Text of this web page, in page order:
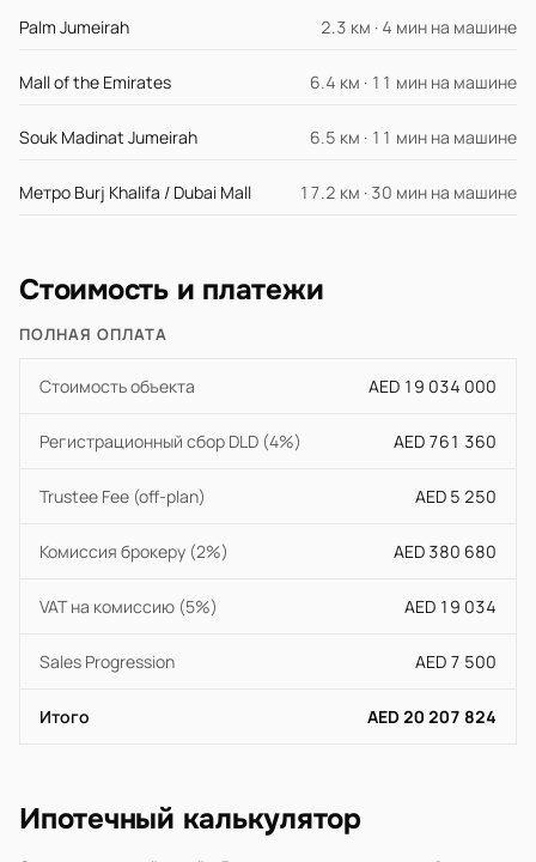
Palm Jumeirah 2.3 км · 4 мин на машине
Mall of the Emirates 6.4 км · 11 мин на машине
Souk Madinat Jumeirah 6.5 км · 11 мин на машине
Метро Burj Khalifa / Dubai Mall 17.2 км · 30 мин на машине
Стоимость и платежи
ПОЛНАЯ ОПЛАТА
Стоимость объекта AED 19 034 000
Регистрационный сбор DLD (4%) AED 761 360
Trustee Fee (off-plan) AED 5 250
Комиссия брокеру (2%) AED 380 680
VAT на комиссию (5%) AED 19 034
Sales Progression AED 7 500
Итого AED 20 207 824
Ипотечный калькулятор